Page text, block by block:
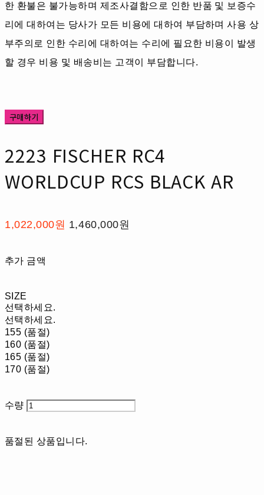
한 환불은 불가능하며 제조사결함으로 인한 반품 및 보증수
리에 대하여는 당사가 모든 비용에 대하여 부담하며 사용 상
부주의로 인한 수리에 대하여는 수리에 필요한 비용이 발생
할 경우 비용 및 배송비는 고객이 부담합니다.
구매하기
2223 FISCHER RC4
WORLDCUP RCS BLACK AR
1,022,000원 1,460,000원
추가 금액
SIZE
선택하세요.
선택하세요.
155 (품절)
160 (품절)
165 (품절)
170 (품절)
수량
품절된 상품입니다.